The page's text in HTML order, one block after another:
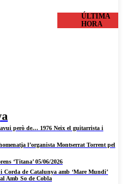
ÚLTIMA
HORA
però de… 1976 Neix el guitarrista i
l’organista Montserrat Torrent pel
‘Titana’ 05/06/2026
Corda de Catalunya amb ‘Mare Mundi’
Amb So de Cobla